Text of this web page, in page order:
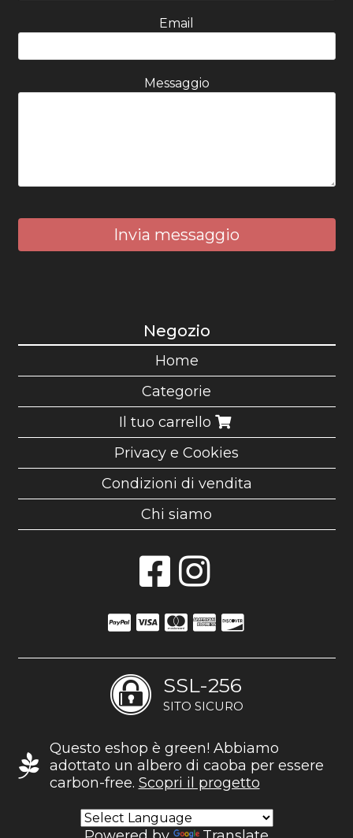
Email
Messaggio
Invia messaggio
Negozio
Home
Categorie
Il tuo carrello
Privacy e Cookies
Condizioni di vendita
Chi siamo
SSL-256
SITO SICURO
Questo eshop è green! Abbiamo
adottato un albero di caoba per essere
carbon-free. Scopri il progetto